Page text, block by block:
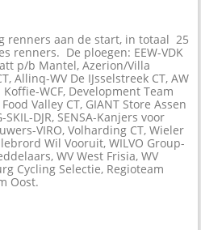
renners aan de start, in totaal 25
renners. De ploegen: EEW-VDK
p/b Mantel, Azerion/Villa
Allinq-WV De IJsselstreek CT, AW
WCF, Development Team
Valley CT, GIANT Store Assen
SKIL-DJR, SENSA-Kanjers voor
VIRO, Volharding CT, Wieler
Wil Vooruit, WILVO Group-
WV West Frisia, WV
Cycling Selectie, Regioteam
Oost.